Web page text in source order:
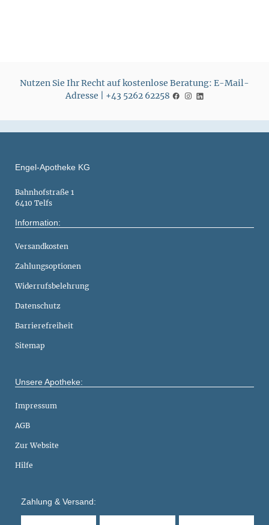
Nutzen Sie Ihr Recht auf kostenlose Beratung: E-Mail-
Adresse | +43 5262 62258
Engel-Apotheke KG
Bahnhofstraße 1
6410 Telfs
Information:
Versandkosten
Zahlungsoptionen
Widerrufsbelehrung
Datenschutz
Barrierefreiheit
Sitemap
Unsere Apotheke:
Impressum
AGB
Zur Website
Hilfe
Zahlung & Versand: